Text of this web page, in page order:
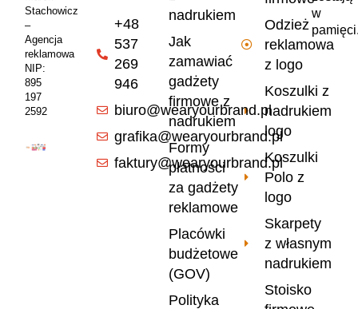
w
Odzież
reklamowa
z logo
Koszulki z
nadrukiem
logo
Koszulki
Polo z
logo
Skarpety
z własnym
nadrukiem
Stoisko
nadrukiem
Jak
zamawiać
gadżety
firmowe z
nadrukiem
Formy
płatności
za gadżety
reklamowe
Placówki
budżetowe
(GOV)
Polityka
+48
537
269
946
biuro@wearyourbrand.pl
grafika@wearyourbrand.pl
faktury@wearyourbrand.pl
Stachowicz
–
Agencja
reklamowa
NIP:
895
197
2592